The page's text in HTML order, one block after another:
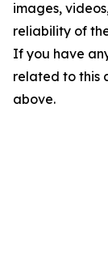
images,
reliability of
If you have
related to this
above.